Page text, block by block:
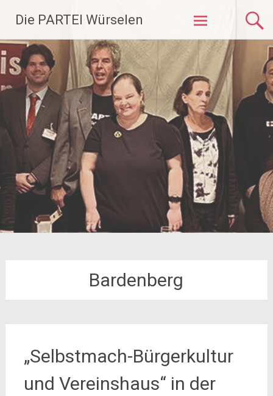
Inhalt
springen
Die PARTEI Würselen
Bardenberg
„Selbstmach-Bürgerkultur
und Vereinshaus“ in der